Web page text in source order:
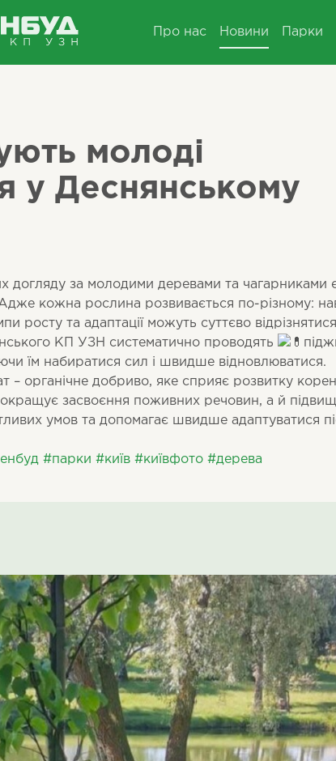
Про нас Новини Парки
молоді
у Деснянському
догляду за молодими деревами та чагарниками
кожна рослина розвивається по-різному:
росту та адаптації можуть суттєво
КП УЗН систематично проводять
їм набиратися сил і швидше відновлюватися.
– органічне добриво, яке сприяє розвитку
засвоєння поживних речовин, а й
умов та допомагає швидше адаптуватися
#парки #київ #київфото #дерева